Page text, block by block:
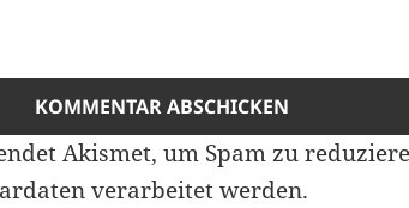
Akismet, um Spam zu
verarbeitet werden.